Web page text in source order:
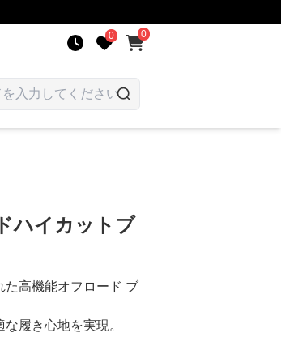
0 0
ハイカットブ
た高機能オフロード ブ
履き心地を実現。